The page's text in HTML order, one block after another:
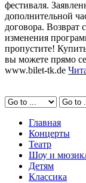
фестиваля.
дополнительной
договора. Возврат
изменения
пропустите!
вы можете прямо
www.bilet-tk.de
Главная
Концерты
Театр
Шоу и
Детям
Классика